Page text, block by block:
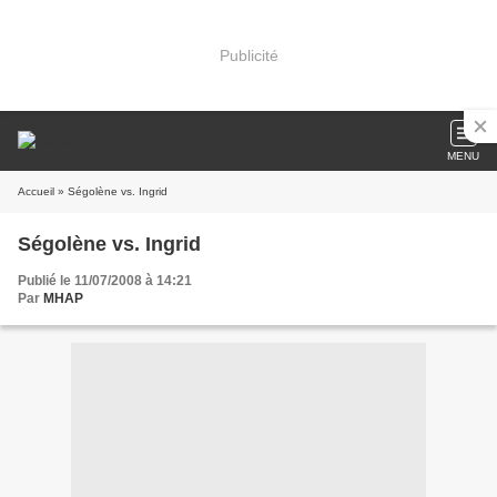
Publicité
MENU
Accueil » Ségolène vs. Ingrid
Ségolène vs. Ingrid
Publié le 11/07/2008 à 14:21
Par MHAP